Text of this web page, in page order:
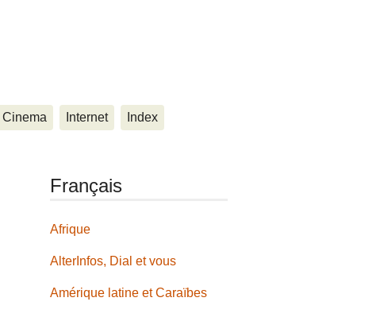
Cinema Internet Index
Français
Afrique
AlterInfos, Dial et vous
Amérique latine et Caraïbes